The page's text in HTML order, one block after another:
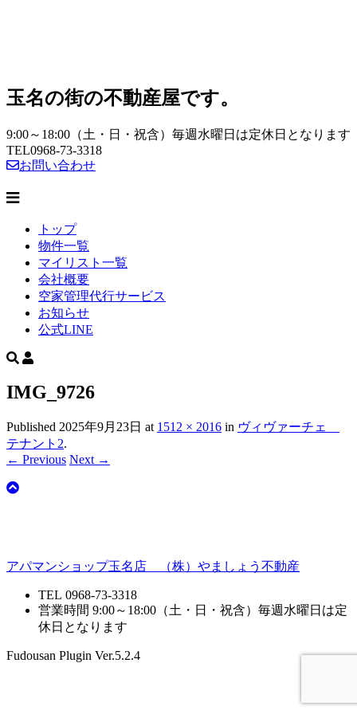
玉名の街の不動産屋です。
9:00～18:00（土・日・祝含）毎週水曜日は定休日となります
TEL0968-73-3318
お問い合わせ
トップ
物件一覧
マイリスト一覧
会社概要
空家管理代行サービス
お知らせ
公式LINE
IMG_9726
Published 2025年9月23日 at 1512 × 2016 in ヴィヴァーチェ
テナント2.
← Previous Next →
アパマンショップ玉名店 （株）やましょう不動産
TEL 0968-73-3318
営業時間 9:00～18:00（土・日・祝含）毎週水曜日は定
休日となります
Fudousan Plugin Ver.5.2.4